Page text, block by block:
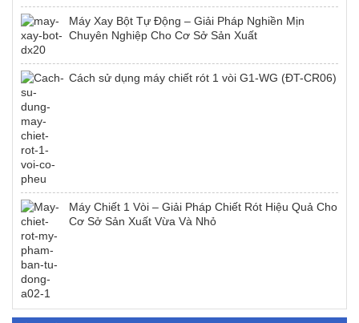
Máy Xay Bột Tự Động – Giải Pháp Nghiền Mịn
Chuyên Nghiệp Cho Cơ Sở Sản Xuất
Cách sử dụng máy chiết rót 1 vòi G1-WG (ĐT-CR06)
Máy Chiết 1 Vòi – Giải Pháp Chiết Rót Hiệu Quả Cho
Cơ Sở Sản Xuất Vừa Và Nhỏ